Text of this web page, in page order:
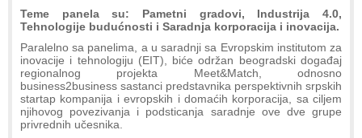
Teme panela su: Pametni gradovi, Industrija 4.0,
Tehnologije budućnosti i Saradnja korporacija i inovacija.
Paralelno sa panelima, a u saradnji sa Evropskim institutom za
inovacije i tehnologiju (EIT), biće održan beogradski događaj
regionalnog projekta Meet&Match, odnosno
business2business sastanci predstavnika perspektivnih srpskih
startap kompanija i evropskih i domaćih korporacija, sa ciljem
njihovog povezivanja i podsticanja saradnje ove dve grupe
privrednih učesnika.